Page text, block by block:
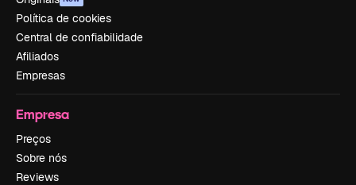
Política de cookies
Central de confiabilidade
Afiliados
Empresas
Empresa
Preços
Sobre nós
Reviews